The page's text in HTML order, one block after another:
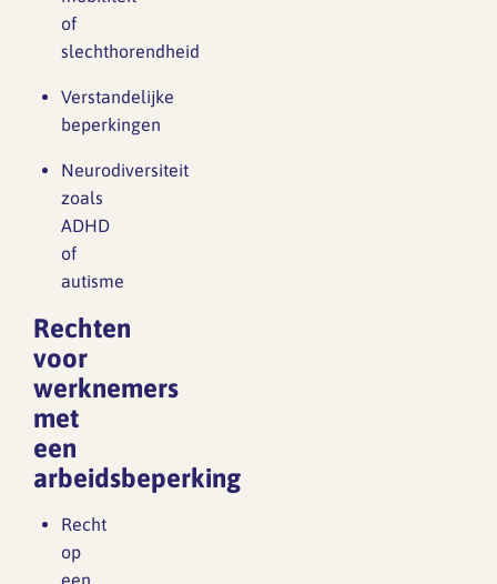
of
slechthorendheid
Verstandelijke
beperkingen
Neurodiversiteit
zoals
ADHD
of
autisme
Rechten
voor
werknemers
met
een
arbeidsbeperking
Recht
op
een
Klimaatverandering,
hieraan bij te
dragen: